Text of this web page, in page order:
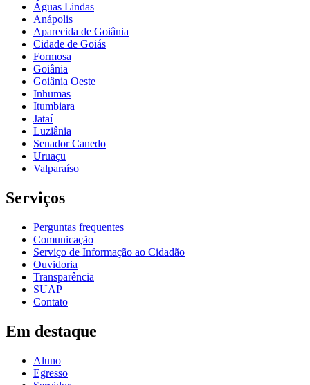
Águas Lindas
Anápolis
Aparecida de Goiânia
Cidade de Goiás
Formosa
Goiânia
Goiânia Oeste
Inhumas
Itumbiara
Jataí
Luziânia
Senador Canedo
Uruaçu
Valparaíso
Serviços
Perguntas frequentes
Comunicação
Serviço de Informação ao Cidadão
Ouvidoria
Transparência
SUAP
Contato
Em destaque
Aluno
Egresso